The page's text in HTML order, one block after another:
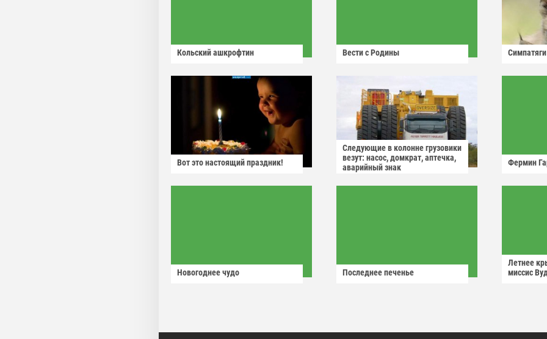
Кольский ашкрофтин Вести с Родины Симпатяги
Вот это настоящий праздник!
Следующие в колонне грузовики
везут: насос, домкрат, аптечка,
аварийный знак
Фермин
Новогоднее чудо Последнее печенье
Летнее
миссис